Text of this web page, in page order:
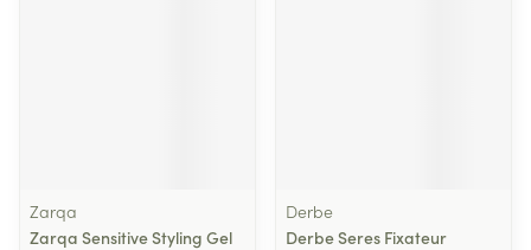
Zarqa
Zarqa Sensitive Styling Gel
Derbe
Derbe Seres Fixateur